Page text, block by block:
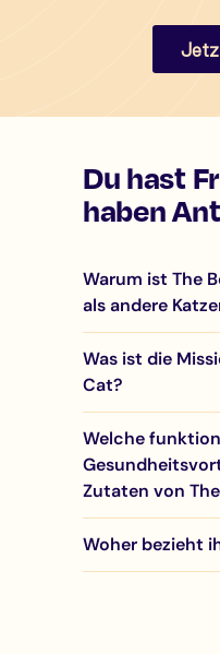
Du hast
haben
Warum ist The
als andere
Was ist die
Cat?
Welche
Zutaten von
Woher bezieht